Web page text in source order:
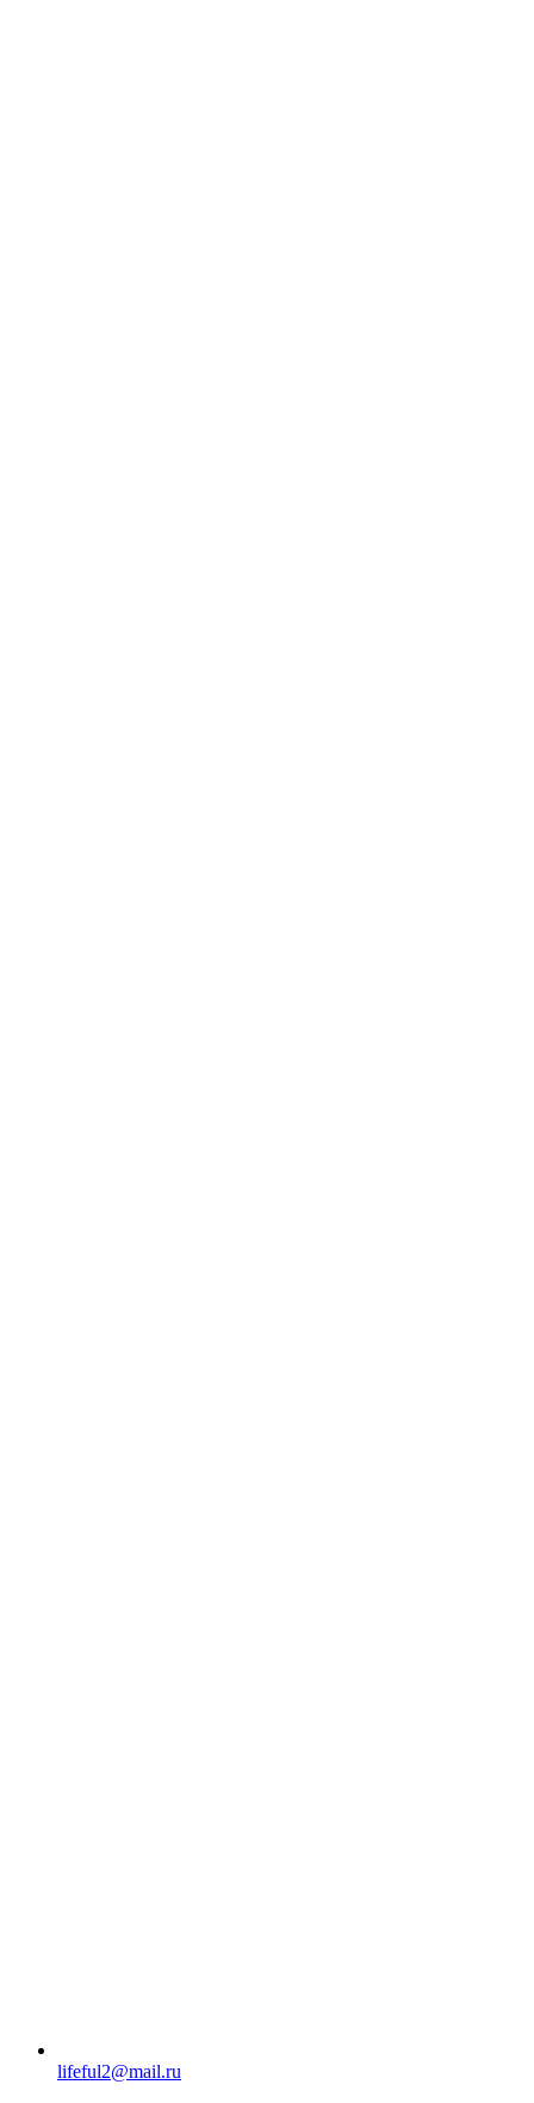
lifeful2@mail.ru